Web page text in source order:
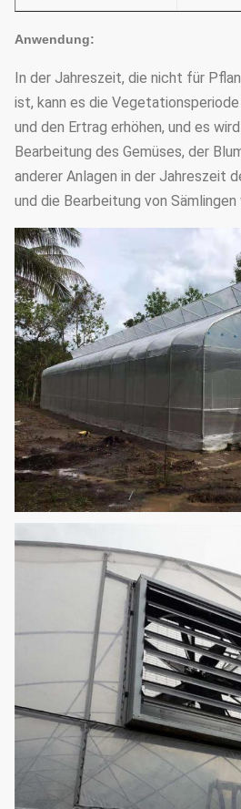
Anwendung:
In der Jahreszeit, die nicht für
ist, kann es die
und den Ertrag erhöhen, und es
Bearbeitung des Gemüses, der
anderer Anlagen in der Jahreszeit
und die Bearbeitung von